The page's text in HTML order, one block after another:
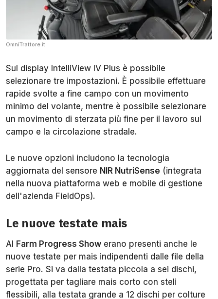
OmniTrattore.it
Sul display IntelliView IV Plus è possibile
selezionare tre impostazioni. È possibile effettuare
rapide svolte a fine campo con un movimento
minimo del volante, mentre è possibile selezionare
un movimento di sterzata più fine per il lavoro sul
campo e la circolazione stradale.
Le nuove opzioni includono la tecnologia
aggiornata del sensore NIR NutriSense (integrata
nella nuova piattaforma web e mobile di gestione
dell'azienda FieldOps).
Le nuove testate mais
Al Farm Progress Show erano presenti anche le
nuove testate per mais indipendenti dalle file della
serie Pro. Si va dalla testata piccola a sei dischi,
progettata per tagliare mais corto con steli
flessibili, alla testata grande a 12 dischi per colture